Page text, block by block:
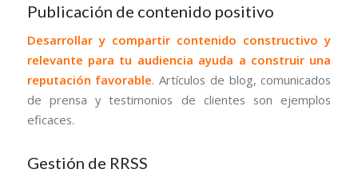
Publicación de contenido positivo
Desarrollar y compartir contenido constructivo y
relevante para tu audiencia ayuda a construir una
reputación favorable. Artículos de blog, comunicados
de prensa y testimonios de clientes son ejemplos
eficaces.
Gestión de RRSS